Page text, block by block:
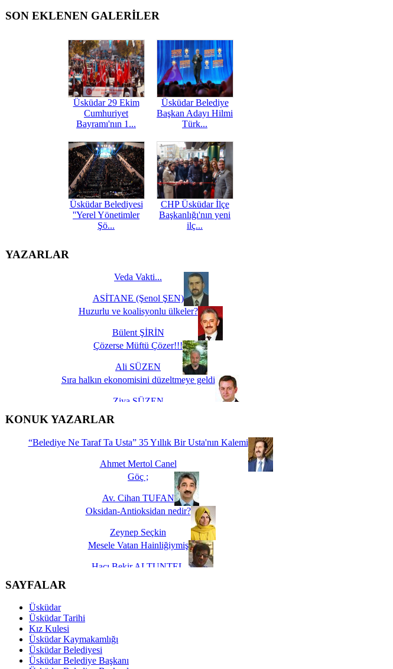
SON EKLENEN GALERİLER
Üsküdar 29 Ekim
Cumhuriyet
Bayramı'nın 1...
Üsküdar Belediye
Başkan Adayı Hilmi
Türk...
Üsküdar Belediyesi
''Yerel Yönetimler
Şö...
CHP Üsküdar İlçe
Başkanlığı'nın yeni
ilç...
YAZARLAR
Veda Vakti...
ASİTANE (Şenol ŞEN)
Huzurlu ve koalisyonlu ülkeler?
Bülent ŞİRİN
Çözerse Müftü Çözer!!!
Ali SÜZEN
Sıra halkın ekonomisini düzeltmeye geldi
Ziya SÜZEN
İşte Biz buyuz...
KONUK YAZARLAR
“Belediye Ne Taraf Ta Usta” 35 Yıllık Bir Usta'nın Kalemi
Ahmet Mertol Canel
Göç ;
Av. Cihan TUFAN
Oksidan-Antioksidan nedir?
Zeynep Seçkin
Mesele Vatan Hainliğiymiş
Hacı Bekir ALTUNTEL
Dünya Fani, Ama Kısa Bir Süre De Olsa Burdayız
Savaş ŞENEL
Hukukun Adaleti Kalmadı Üstadım!
SAYFALAR
Üsküdar
Üsküdar Tarihi
Kız Kulesi
Üsküdar Kaymakamlığı
Üsküdar Belediyesi
Üsküdar Belediye Başkanı